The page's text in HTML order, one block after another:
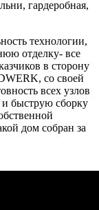
гардеробная,
технологии,
отделку- все
в сторону
со своей
всех узлов
быструю сборку
дом собран за